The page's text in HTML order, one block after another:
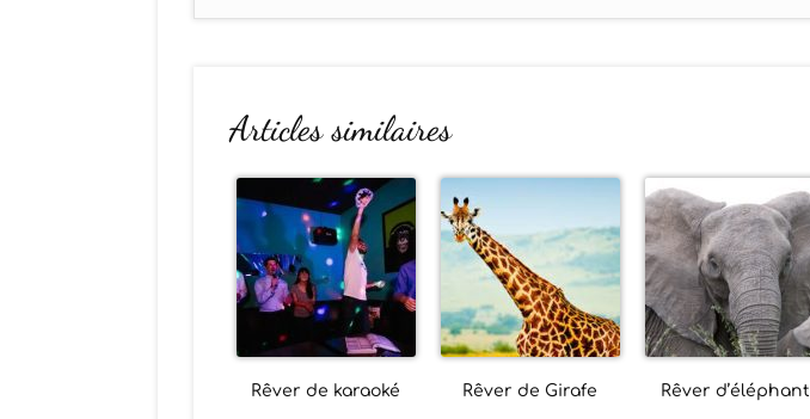
Articles similaires
Rêver de karaoké Rêver de Girafe Rêver d’éléphant